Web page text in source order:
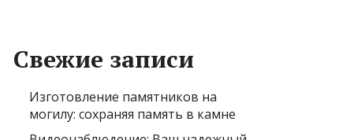
Свежие записи
Изготовление памятников на
могилу: сохраняя память в камне